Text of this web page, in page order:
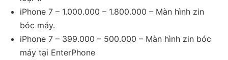
iPhone 7 – 1.000.000 – 1.800.000 – Màn hình zin
bóc máy.
iPhone 7 – 399.000 – 500.000 – Màn hình zin bóc
máy tại EnterPhone